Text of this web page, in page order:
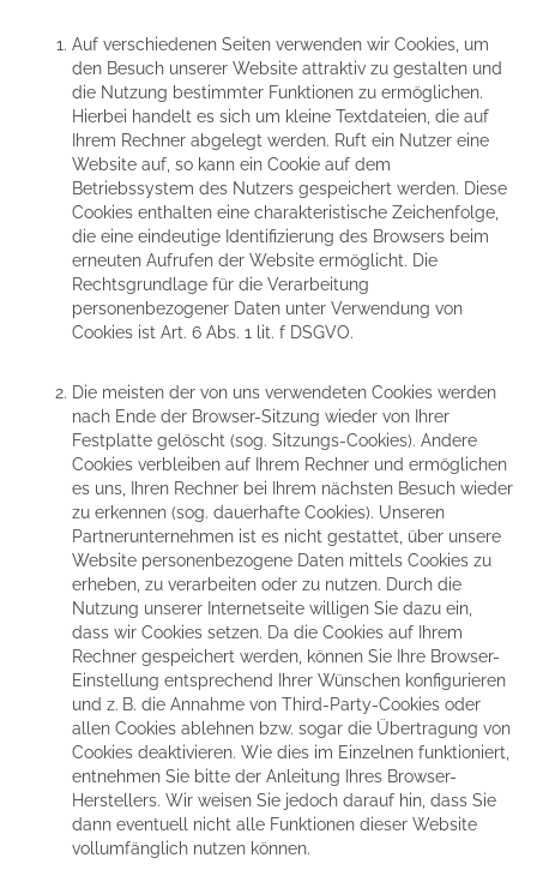
Auf verschiedenen Seiten verwenden wir Cookies, um
den Besuch unserer Website attraktiv zu gestalten und
die Nutzung bestimmter Funktionen zu ermöglichen.
Hierbei handelt es sich um kleine Textdateien, die auf
Ihrem Rechner abgelegt werden. Ruft ein Nutzer eine
Website auf, so kann ein Cookie auf dem
Betriebssystem des Nutzers gespeichert werden. Diese
Cookies enthalten eine charakteristische Zeichenfolge,
die eine eindeutige Identifizierung des Browsers beim
erneuten Aufrufen der Website ermöglicht. Die
Rechtsgrundlage für die Verarbeitung
personenbezogener Daten unter Verwendung von
Cookies ist Art. 6 Abs. 1 lit. f DSGVO.
Die meisten der von uns verwendeten Cookies werden
nach Ende der Browser-Sitzung wieder von Ihrer
Festplatte gelöscht (sog. Sitzungs-Cookies). Andere
Cookies verbleiben auf Ihrem Rechner und ermöglichen
es uns, Ihren Rechner bei Ihrem nächsten Besuch wieder
zu erkennen (sog. dauerhafte Cookies). Unseren
Partnerunternehmen ist es nicht gestattet, über unsere
Website personenbezogene Daten mittels Cookies zu
erheben, zu verarbeiten oder zu nutzen. Durch die
Nutzung unserer Internetseite willigen Sie dazu ein,
dass wir Cookies setzen. Da die Cookies auf Ihrem
Rechner gespeichert werden, können Sie Ihre Browser-
Einstellung entsprechend Ihrer Wünschen konfigurieren
und z. B. die Annahme von Third-Party-Cookies oder
allen Cookies ablehnen bzw. sogar die Übertragung von
Cookies deaktivieren. Wie dies im Einzelnen funktioniert,
entnehmen Sie bitte der Anleitung Ihres Browser-
Herstellers. Wir weisen Sie jedoch darauf hin, dass Sie
dann eventuell nicht alle Funktionen dieser Website
vollumfänglich nutzen können.